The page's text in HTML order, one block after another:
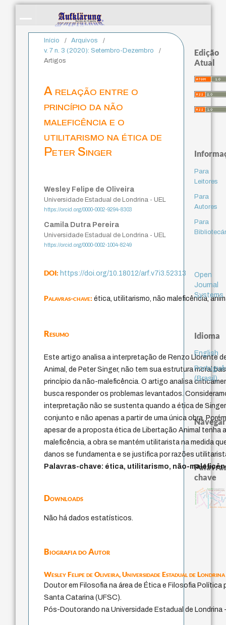
Início / Arquivos
/
v. 7 n. 3 (2020): Setembro-Dezembro
/
Artigos
A relação entre o
princípio da não
maleficência e o
utilitarismo na ética de
Peter Singer
Wesley Felipe de Oliveira
Universidade Estadual de Londrina - UEL
https://orcid.org/0000-0002-9294-8303
Camila Dutra Pereira
Universidade Estadual de Londrina - UEL
https://orcid.org/0000-0002-1004-8249
DOI:https://doi.org/10.18012/arf.v7i3.52313
Palavras-chave:ética, utilitarismo, não maleficência,
Resumo
Este artigo analisa a interpretação de Renzo Llorente
Animal, de Peter Singer, não tem sua estrutura moral
princípio da não-maleficência. O artigo analisa
busca responder os problemas levantados.
interpretação não se sustenta quando a ética de
conjunto e não apenas a partir de uma única obra.
apesar de a proposta ética de Libertação Animal tenha
maleficência, a obra se mantém utilitarista na medida
danos se fundamenta e se justifica por razões
Palavras-chave: ética, utilitarismo, não-
Downloads
Não há dados estatísticos.
Biografia do Autor
Wesley Felipe de Oliveira,Universidade Estadual de
Doutor em Filosofia na área de Ética e Filosofia Política
Santa Catarina (UFSC).
Pós-Doutorando na Universidade Estadual de Londrina
Edição
Atual
Para
Leitores
Para
Autores
Para
Open
Journal
Systems
Idioma
English
(Brasil)
Navegar
chave
fundamentalismo jacobi
protágoras
experiência temporalmetafísica do tempo
género
idade
intolerância
history of philosophy
homem-medida
filosofias indígenas
j.c.m. neto
palavra perdón
leyes
violencia
guayaquil
logos
lei
acquaintance
desejo
bataille
internal relations mind
therapy